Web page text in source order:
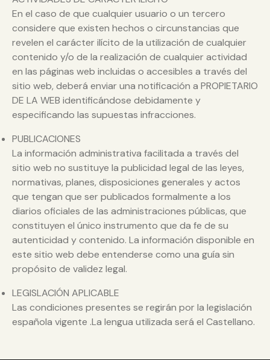
En el caso de que cualquier usuario o un tercero
considere que existen hechos o circunstancias que
revelen el carácter ilícito de la utilización de cualquier
contenido y/o de la realización de cualquier actividad
en las páginas web incluidas o accesibles a través del
sitio web, deberá enviar una notificación a PROPIETARIO
DE LA WEB identificándose debidamente y
especificando las supuestas infracciones.
PUBLICACIONES
La información administrativa facilitada a través del
sitio web no sustituye la publicidad legal de las leyes,
normativas, planes, disposiciones generales y actos
que tengan que ser publicados formalmente a los
diarios oficiales de las administraciones públicas, que
constituyen el único instrumento que da fe de su
autenticidad y contenido. La información disponible en
este sitio web debe entenderse como una guía sin
propósito de validez legal.
LEGISLACIÓN APLICABLE
Las condiciones presentes se regirán por la legislación
española vigente .La lengua utilizada será el Castellano.